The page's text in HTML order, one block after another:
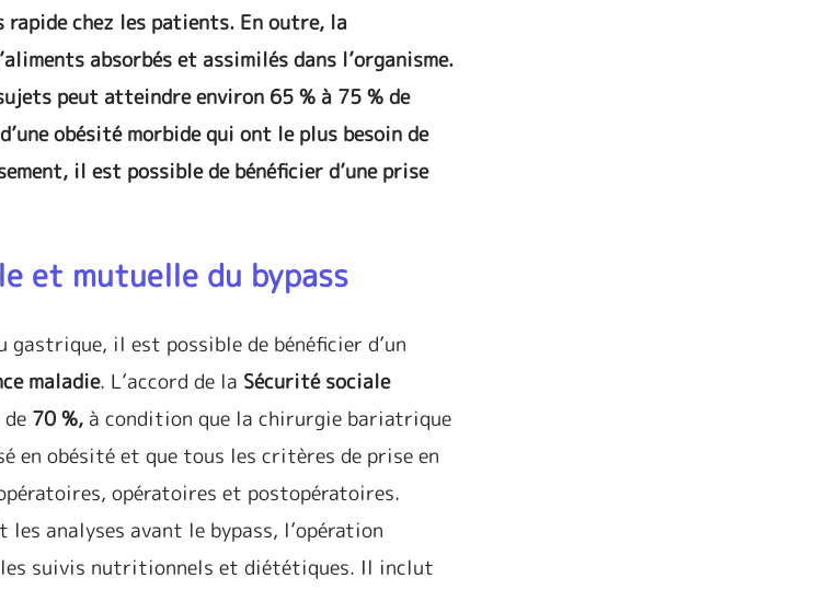
chez les patients. En outre, la
absorbés et assimilés dans l’organisme.
peut atteindre environ 65 % à 75 % de
obésité morbide qui ont le plus besoin de
il est possible de bénéficier d’une prise
et mutuelle du bypass
gastrique, il est possible de bénéficier d’un
maladie. L’accord de la Sécurité sociale
70 %, à condition que la chirurgie bariatrique
en obésité et que tous les critères de prise en
opératoires et postopératoires.
analyses avant le bypass, l’opération
suivis nutritionnels et diététiques. Il inclut